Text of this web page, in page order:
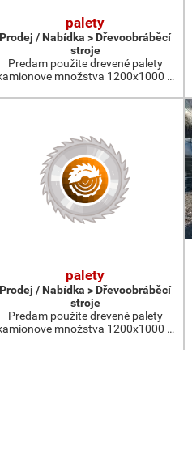
palety
Prodej / Nabídka > Dřevoobráběcí
stroje
Predam použite drevené palety
množstva 1200x1000 …
palety
Prodej / Nabídka > Dřevoobráběcí
stroje
Predam použite drevené palety
množstva 1200x1000 …